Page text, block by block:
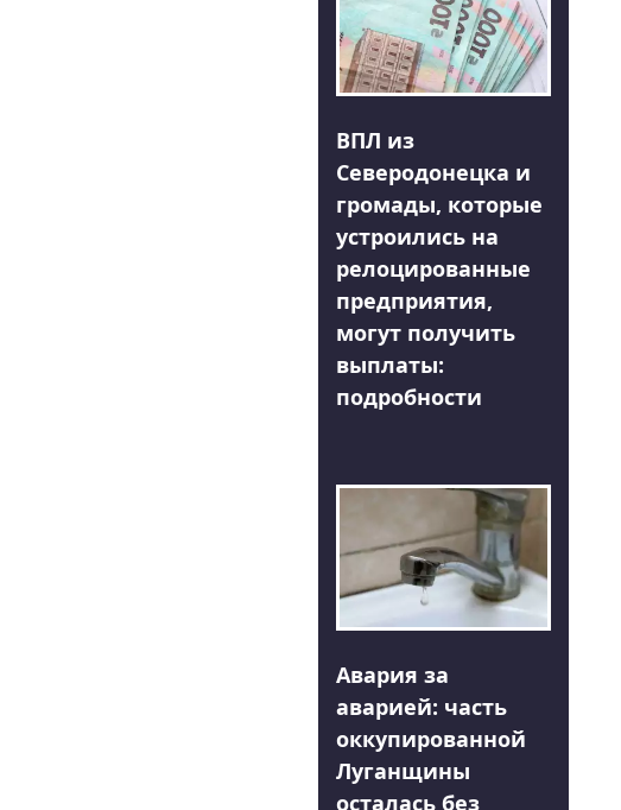
ВПЛ из
Северодонецка и
громады, которые
устроились на
релоцированные
предприятия,
могут получить
выплаты:
подробности
Авария за
аварией: часть
оккупированной
Луганщины
осталась без